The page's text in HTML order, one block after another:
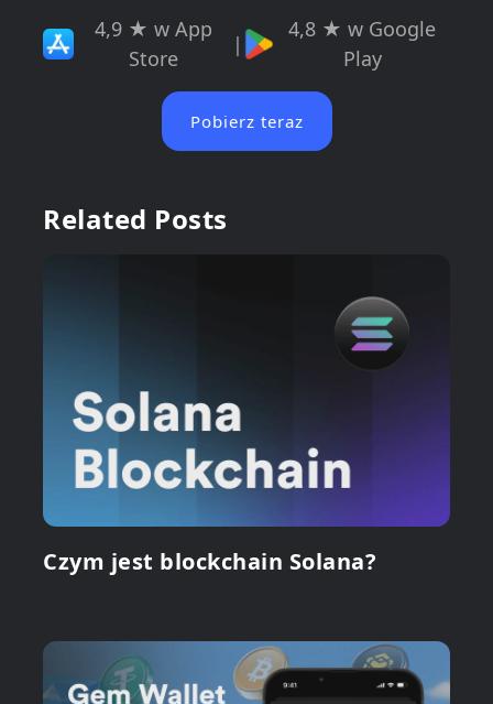
4,9 ★ w App
Store
|
4,8 ★ w Google
Play
Pobierz teraz
Related Posts
Czym jest blockchain Solana?